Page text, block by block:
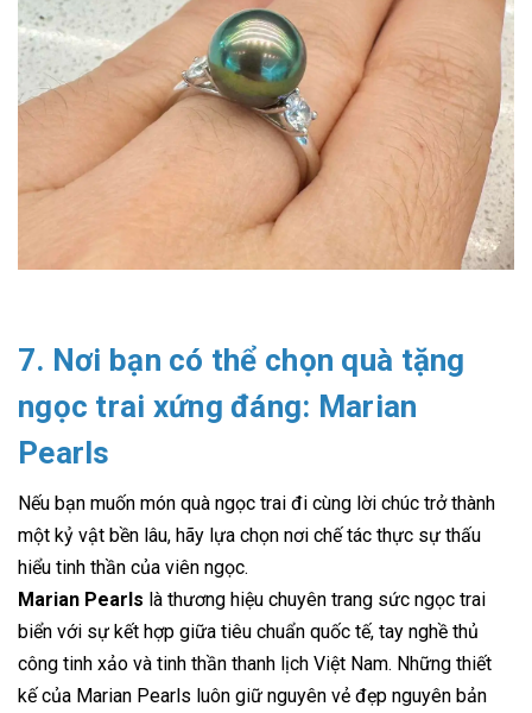
7. Nơi bạn có thể chọn quà tặng
ngọc trai xứng đáng: Marian
Pearls
Nếu bạn muốn món quà ngọc trai đi cùng lời chúc trở thành
một kỷ vật bền lâu, hãy lựa chọn nơi chế tác thực sự thấu
hiểu tinh thần của viên ngọc.
Marian Pearls là thương hiệu chuyên trang sức ngọc trai
biển với sự kết hợp giữa tiêu chuẩn quốc tế, tay nghề thủ
công tinh xảo và tinh thần thanh lịch Việt Nam. Những thiết
kế của Marian Pearls luôn giữ nguyên vẻ đẹp nguyên bản